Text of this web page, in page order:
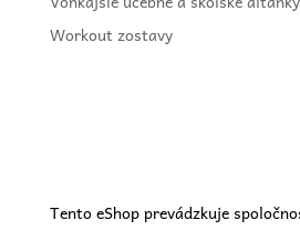
Workout zostavy
Tento eShop prevádzkuje